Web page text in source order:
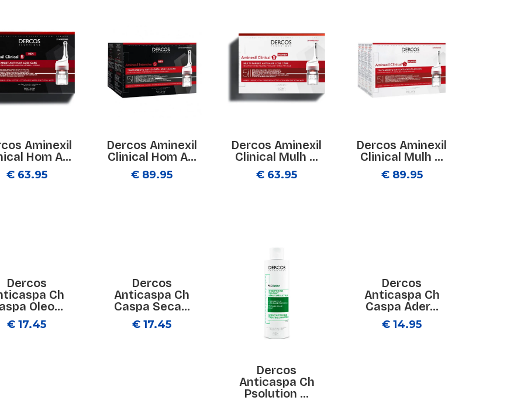
Aminexil
Hom A...
€ 63.95
Dercos Aminexil
Clinical Hom A...
€ 89.95
Dercos Aminexil
Clinical Mulh ...
€ 63.95
Dercos Aminexil
Clinical Mulh ...
€ 89.95
Dercos
Ch
Oleo...
€ 17.45
Dercos
Anticaspa Ch
Caspa Seca...
€ 17.45
Dercos
Anticaspa Ch
Psolution ...
Dercos
Anticaspa Ch
Caspa Ader...
€ 14.95